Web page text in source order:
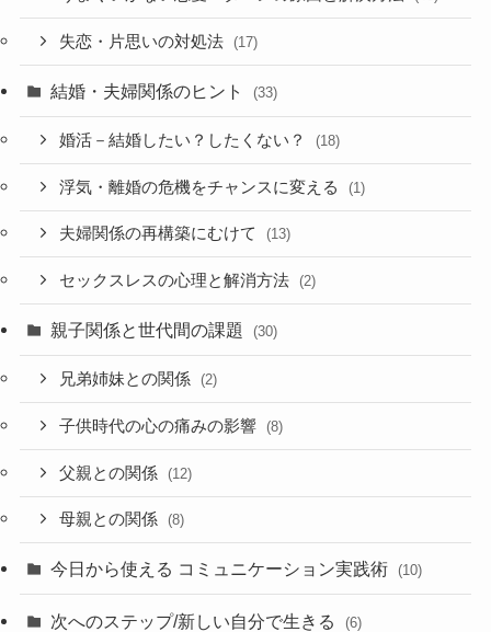
失恋・片思いの対処法 (17)
結婚・夫婦関係のヒント (33)
婚活－結婚したい？したくない？ (18)
浮気・離婚の危機をチャンスに変える (1)
夫婦関係の再構築にむけて (13)
セックスレスの心理と解消方法 (2)
親子関係と世代間の課題 (30)
兄弟姉妹との関係 (2)
子供時代の心の痛みの影響 (8)
父親との関係 (12)
母親との関係 (8)
今日から使える コミュニケーション実践術 (10)
次へのステップ/新しい自分で生きる (6)